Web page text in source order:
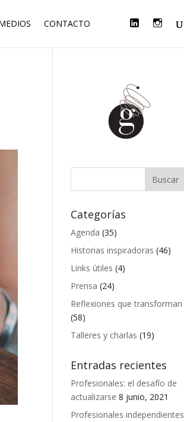
CONTACTO
E T
L
I
K
I
N
T
Categorías
Agenda (35)
Historias inspiradoras (46)
Links útiles (4)
Prensa (24)
Reflexiones que transforman
(58)
Talleres y charlas (19)
Entradas recientes
Profesionales: el desafío de
actualizarse 8 junio, 2021
Profesionales independientes